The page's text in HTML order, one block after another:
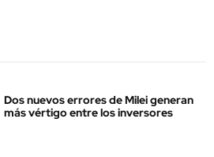
Dos nuevos errores de Milei generan
más vértigo entre los inversores